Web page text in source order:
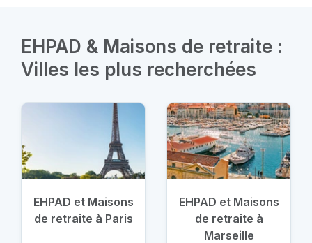
EHPAD & Maisons de retraite :
Villes les plus recherchées
EHPAD et Maisons
de retraite à Paris
EHPAD et Maisons
de retraite à
Marseille